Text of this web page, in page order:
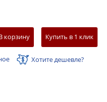
корзину Купить в 1 клик
Хотите дешевле?